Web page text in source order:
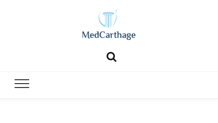
MedCarthage pour chirurgie générale et esthétique